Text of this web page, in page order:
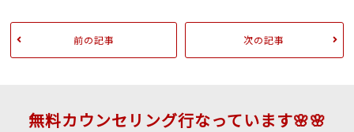
前の記事 次の記事
無料カウンセリング行なっています🌸🌸